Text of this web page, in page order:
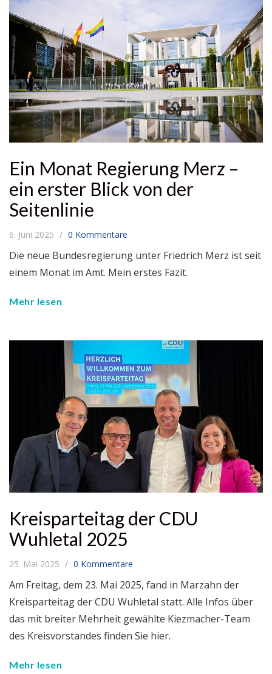
Ein Monat Regierung Merz –
ein erster Blick von der
Seitenlinie
6. Juni 2025 0 Kommentare
Die neue Bundesregierung unter Friedrich Merz ist seit
einem Monat im Amt. Mein erstes Fazit.
Mehr lesen
Kreisparteitag der CDU
Wuhletal 2025
25. Mai 2025 0 Kommentare
Am Freitag, dem 23. Mai 2025, fand in Marzahn der
Kreisparteitag der CDU Wuhletal statt. Alle Infos über
das mit breiter Mehrheit gewählte Kiezmacher-Team
des Kreisvorstandes finden Sie hier.
Mehr lesen